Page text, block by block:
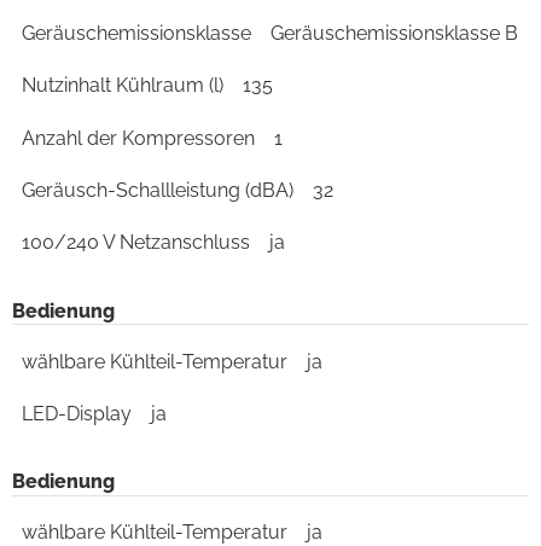
Geräuschemissionsklasse Geräuschemissionsklasse B
Nutzinhalt Kühlraum (l) 135
Anzahl der Kompressoren 1
Geräusch-Schallleistung (dBA) 32
100/240 V Netzanschluss ja
Bedienung
wählbare Kühlteil-Temperatur ja
LED-Display ja
Bedienung
wählbare Kühlteil-Temperatur ja